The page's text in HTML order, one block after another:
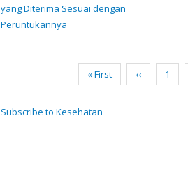
yang Diterima Sesuai dengan
Peruntukannya
First
page
« First
Previous
page
‹‹ Page
1
Subscribe to Kesehatan